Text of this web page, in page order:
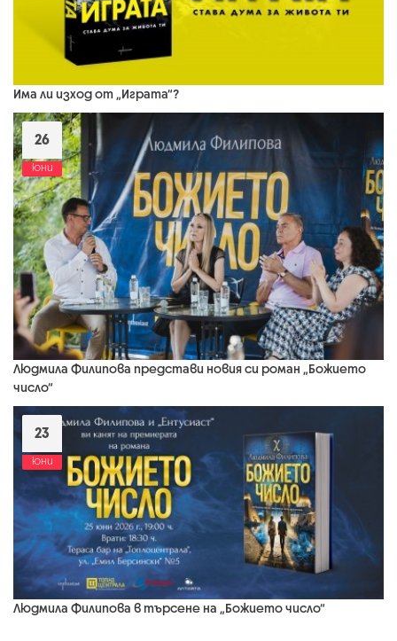
Има ли изход от „Играта“?
26
юни
Людмила Филипова представи новия си роман „Божието
число“
23
юни
Людмила Филипова в търсене на „Божието число“